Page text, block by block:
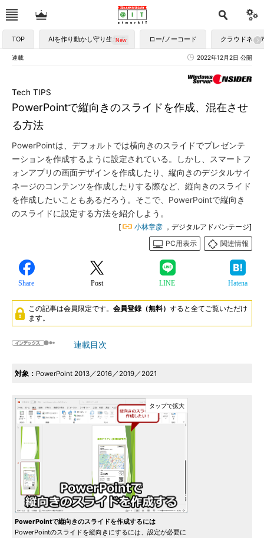
TOP AIを作り動かし守り生かす ロー/ノーコード クラウドネイ
連載 2022年12月2日 公開
PowerPointで縦向きのスライドを作成、混在させ
る方法
Tech TIPS
PowerPointは、デフォルトでは横向きのスライドでプレゼンテ
ーションを作成するように設定されている。しかし、スマートフ
ォンアプリの画面デザインを作成したり、縦向きのデジタルサイ
ネージのコンテンツを作成したりする際など、縦向きのスライド
を作成したいこともあるだろう。そこで、PowerPointで縦向き
のスライドに設定する方法を紹介しよう。
[ 小林章彦 ，デジタルアドバンテージ]
PC用表示
関連情報
Share Post LINE Hatena
この記事は会員限定です。 会員登録（無料） すると全てご覧いただけ
ます。
連載目次
対象： PowerPoint 2013／2016／2019／2021
PowerPointで縦向きのスライドを作成するには
PowerPointのスライドを縦向きにするには、設定が必要に